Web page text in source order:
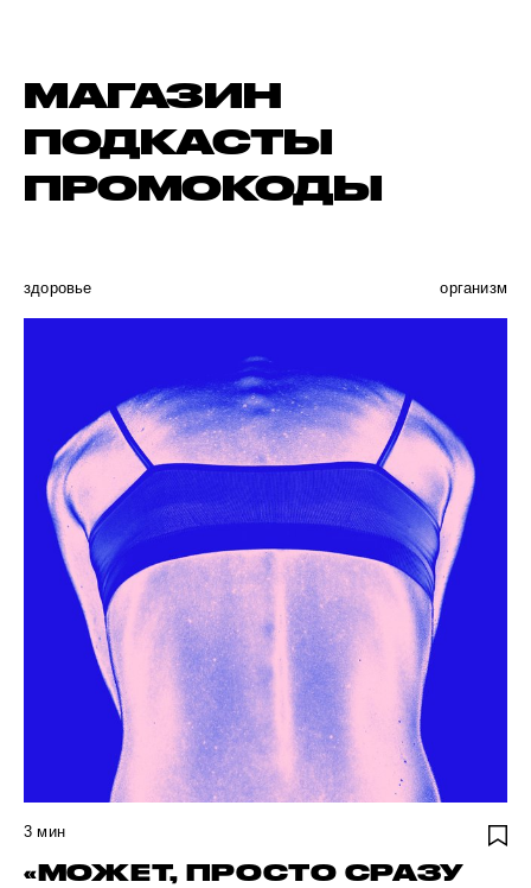
МАГАЗИН
ПОДКАСТЫ
ПРОМОКОДЫ
здоровье организм
3 мин
«МОЖЕТ, ПРОСТО СРАЗУ